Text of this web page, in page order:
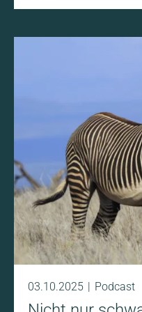
der Gifte (79)
geht es um Tiere,
sprechen mit
Artenschützern über
medizinische
03.10.2025 Podcast